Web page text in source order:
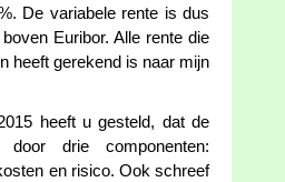
De variabele rente is dus
Euribor. Alle rente die
heeft gerekend is naar mijn
heeft u gesteld, dat de
drie componenten:
en risico. Ook schreef